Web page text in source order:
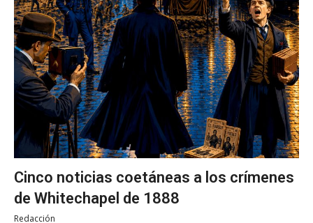
Cinco noticias coetáneas a los crímenes
de Whitechapel de 1888
Redacción